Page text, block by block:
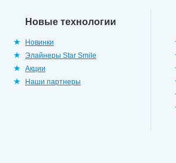
Новые технологии
Новинки
Элайнеры Star Smile
Акции
Наши партнеры